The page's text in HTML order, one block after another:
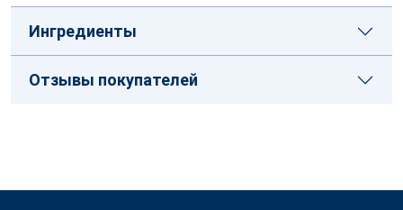
Ингредиенты
Отзывы покупателей